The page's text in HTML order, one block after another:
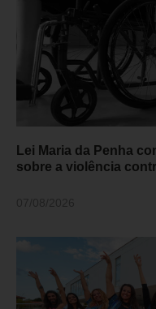
Lei Maria da Penha
sobre a violência